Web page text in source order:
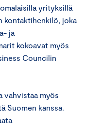
yrityksillä
kontaktihenkilö, joka
ja
kokoavat myös
Councilin
vahvistaa myös
Suomen kanssa.